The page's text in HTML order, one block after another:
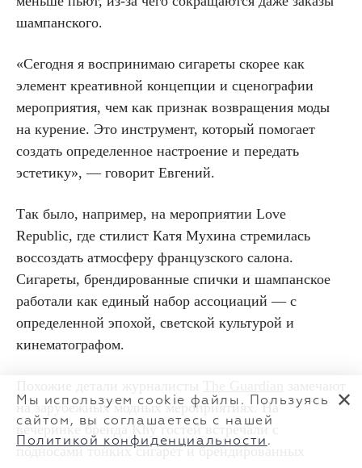
шампанского.
«Сегодня я воспринимаю сигареты скорее как
элемент креативной концепции и сценографии
мероприятия, чем как признак возвращения моды
на курение. Это инструмент, который помогает
создать определенное настроение и передать
эстетику», — говорит Евгений.
Так было, например, на мероприятии Love
Republic, где стилист Катя Мухина стремилась
воссоздать атмосферу французского салона.
Сигареты, брендированные спички и шампанское
работали как единый набор ассоциаций — с
определенной эпохой, светской культурой и
кинематографом.
на зарубежных модных мероприятиях. На
вечеринке бренда Khy гостей встречали с
подносами тонких сигарет и брендированных
Мы используем cookie файлы. Пользуясь
сайтом, вы соглашаетесь с нашей
Политикой конфиденциальности .
✕